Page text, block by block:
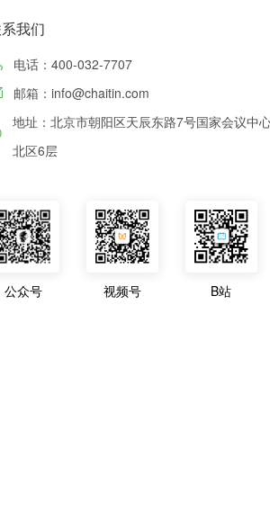
我们
电话：400-032-7707
邮箱：info@chaitin.com
地址：北京市朝阳区天辰东路7号国家会议中
北区6层
公众号 视频号 B站